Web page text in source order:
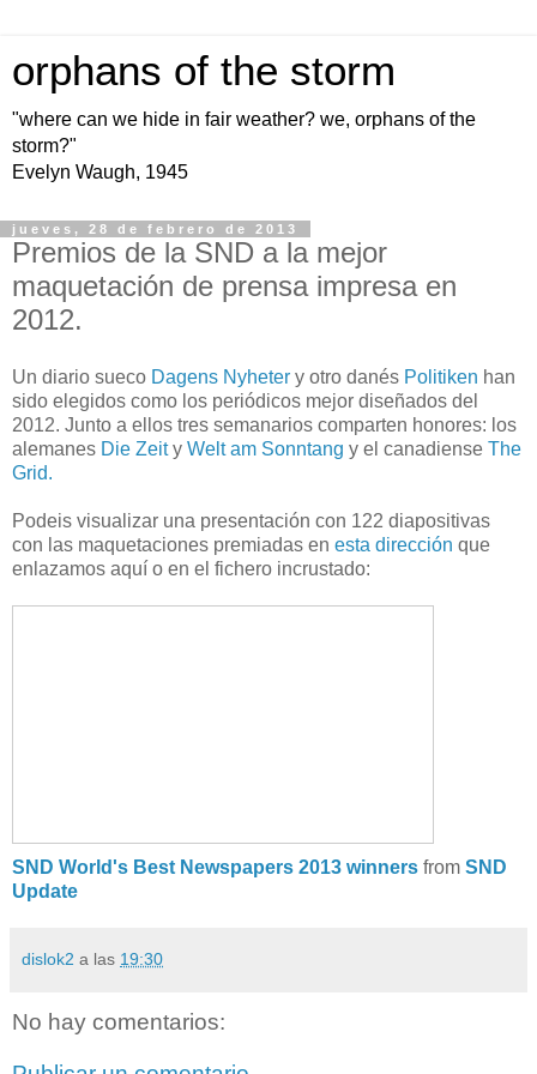
orphans of the storm
"where can we hide in fair weather? we, orphans of the
storm?"
Evelyn Waugh, 1945
jueves, 28 de febrero de 2013
Premios de la SND a la mejor
maquetación de prensa impresa en
2012.
Un diario sueco Dagens Nyheter y otro danés Politiken han
sido elegidos como los periódicos mejor diseñados del
2012. Junto a ellos tres semanarios comparten honores: los
alemanes Die Zeity Welt am Sonntang y el canadiense The
Grid.
Podeis visualizar una presentación con 122 diapositivas
con las maquetaciones premiadas en esta dirección que
enlazamos aquí o en el fichero incrustado:
SND World's Best Newspapers 2013 winners from SND
Update
dislok2 a las 19:30
No hay comentarios: